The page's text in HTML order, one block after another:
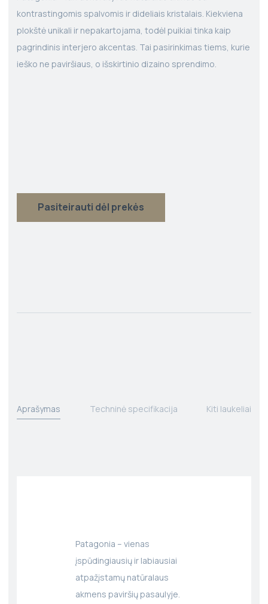
kontrastingomis spalvomis ir dideliais kristalais. Kiekviena
plokštė unikali ir nepakartojama, todėl puikiai tinka kaip
pagrindinis interjero akcentas. Tai pasirinkimas tiems, kurie
ieško ne paviršiaus, o išskirtinio dizaino sprendimo.
Pasiteirauti dėl prekės
Aprašymas Techninė specifikacija Kiti laukeliai
Patagonia – vienas
įspūdingiausių ir labiausiai
atpažįstamų natūralaus
akmens paviršių pasaulyje.